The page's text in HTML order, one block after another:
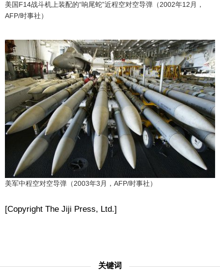
SNS
美国F14战斗机上装配的“响尾蛇”近程空对空导弹（2002年12月，
AFP/时事社）
美军中程空对空导弹（2003年3月，AFP/时事社）
[Copyright The Jiji Press, Ltd.]
关键词